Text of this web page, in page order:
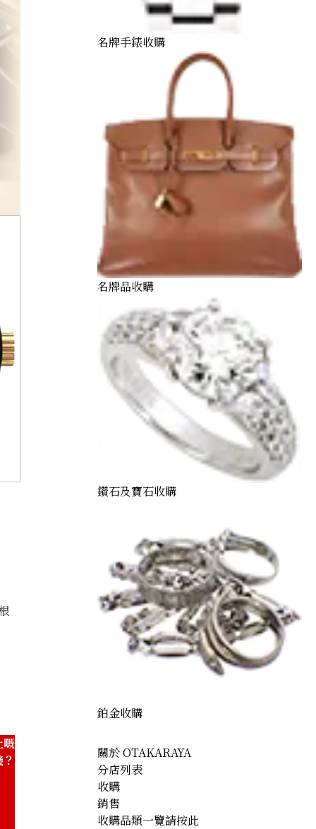
hublot
嘅
名牌手錶收購
名牌品收購
鑽石及寶石收購
鉑金收購
關於 OTAKARAYA
分店列表
收購
銷售
收購品類一覽請按此